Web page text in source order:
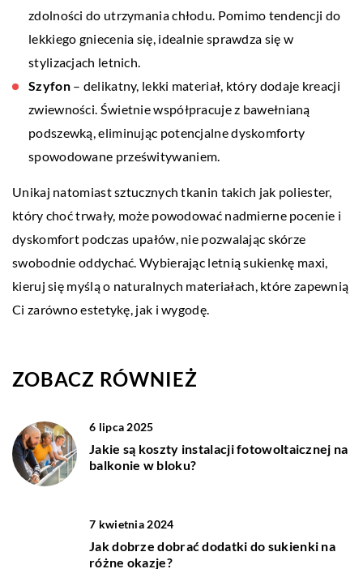
zdolności do utrzymania chłodu. Pomimo tendencji do
lekkiego gniecenia się, idealnie sprawdza się w
stylizacjach letnich.
Szyfon– delikatny, lekki materiał, który dodaje kreacji
zwiewności. Świetnie współpracuje z bawełnianą
podszewką, eliminując potencjalne dyskomforty
spowodowane prześwitywaniem.
Unikaj natomiast sztucznych tkanin takich jak poliester,
który choć trwały, może powodować nadmierne pocenie i
dyskomfort podczas upałów, nie pozwalając skórze
swobodnie oddychać. Wybierając letnią sukienkę maxi,
kieruj się myślą o naturalnych materiałach, które zapewnią
Ci zarówno estetykę, jak i wygodę.
ZOBACZ RÓWNIEŻ
6 lipca 2025
Jakie są koszty instalacji fotowoltaicznej na
balkonie w bloku?
7 kwietnia 2024
Jak dobrze dobrać dodatki do sukienki na
różne okazje?